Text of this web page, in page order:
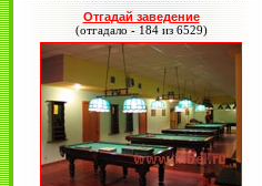
Отгадай заведение
(отгадало - 184 из 6529)